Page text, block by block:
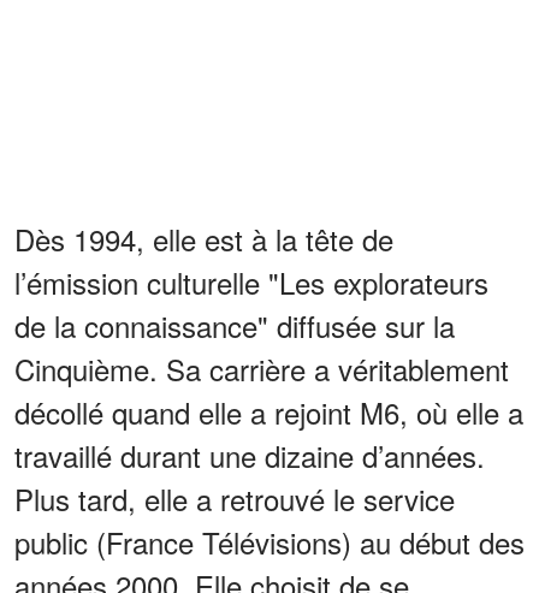
Dès 1994, elle est à la tête de
l’émission culturelle "Les explorateurs
de la connaissance" diffusée sur la
Cinquième. Sa carrière a véritablement
décollé quand elle a rejoint M6, où elle a
travaillé durant une dizaine d’années.
Plus tard, elle a retrouvé le service
public (France Télévisions) au début des